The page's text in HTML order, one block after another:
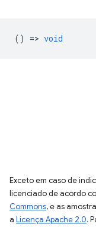
() => void
Exceto em caso de
licenciado de acordo
Commons, e as
a Licença Apache 2.0.